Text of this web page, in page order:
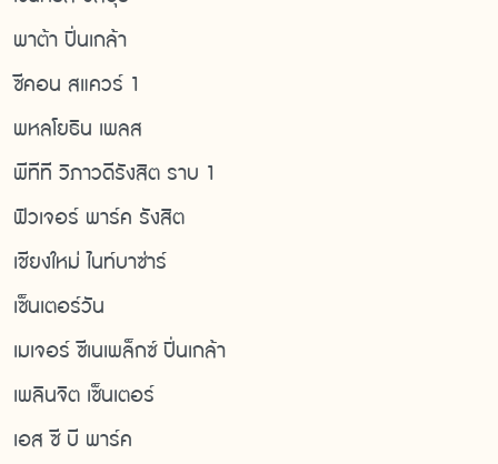
พาต้า ปิ่นเกล้า
ซีคอน สแควร์ 1
พหลโยธิน เพลส
พีทีที วิภาวดีรังสิต ราบ 1
ฟิวเจอร์ พาร์ค รังสิต
เชียงใหม่ ไนท์บาซ่าร์
เซ็นเตอร์วัน
เมเจอร์ ซีเนเพล็กซ์ ปิ่นเกล้า
เพลินจิต เซ็นเตอร์
เอส ซี บี พาร์ค